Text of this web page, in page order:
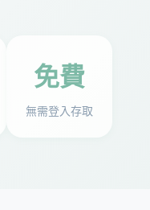
免費
無需登入存取